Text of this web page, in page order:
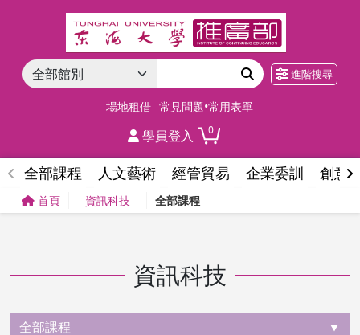
進階搜尋
場地租借 常見問題•常用表單
學員登入 0
全部課程 人文藝術 經管貿易 企業委訓 創意
首頁 資訊科技 全部課程
資訊科技
全部課程